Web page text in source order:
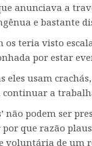
anunciava a
e bastante
os teria visto
por estar
eles usam
continuar a
não podem ser
que razão
de um